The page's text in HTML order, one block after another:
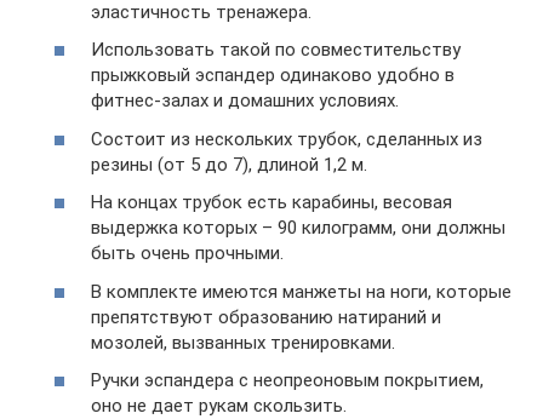
эластичность тренажера.
Использовать такой по совместительству
прыжковый эспандер одинаково удобно в
фитнес-залах и домашних условиях.
Состоит из нескольких трубок, сделанных из
резины (от 5 до 7), длиной 1,2 м.
На концах трубок есть карабины, весовая
выдержка которых – 90 килограмм, они должны
быть очень прочными.
В комплекте имеются манжеты на ноги, которые
препятствуют образованию натираний и
мозолей, вызванных тренировками.
Ручки эспандера с неопреоновым покрытием,
оно не дает рукам скользить.